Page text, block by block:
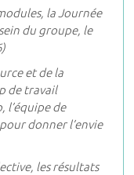
la Journée
du groupe, le
et de la
de travail
l’équipe de
donner l’envie
les résultats